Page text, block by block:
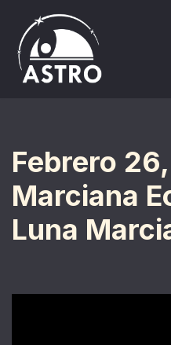
Saltar
al
contenido
Febrero
Marciana
Luna